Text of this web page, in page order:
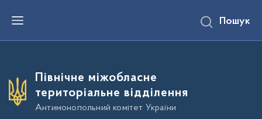
е
о
о
Пошук
Північне міжобласне
територіальне відділення
Антимонопольний комітет України